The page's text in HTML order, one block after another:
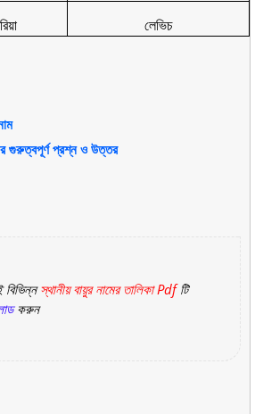
লেভিচ
গুরুত্বপূর্ণ প্রশ্ন ও উত্তর
বিভিন্নস্থানীয় বায়ুর নামের তালিকা Pdfটি
করুন